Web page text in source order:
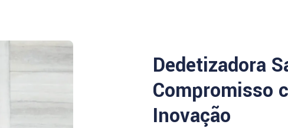
Dedetizadora
Compromisso
Inovação